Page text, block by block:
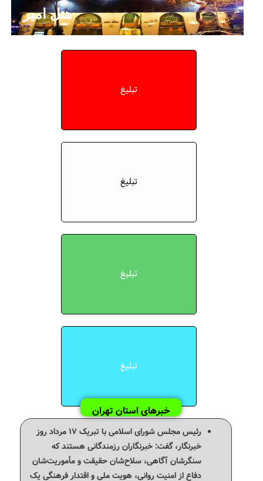
هتل امیر
تبلیغ
تبلیغ
تبلیغ
تبلیغ
خبرهای استان تهران
رئیس مجلس شورای اسلامی‌ با تبریک ۱۷ مرداد روز
خبرنگار، گفت: خبرنگاران رزمندگانی هستند که
سنگرشان آگاهی، سلاح‌شان حقیقت و مأموریت‌شان
دفاع از امنیت روانی، هویت ملی و اقتدار فرهنگی یک